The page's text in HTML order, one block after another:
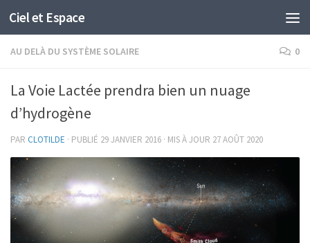
Skip to content
Ciel et Espace
AU DELÀ DU SYSTÈME SOLAIRE 0
La Voie Lactée prendra bien un nuage
d’hydrogène
PAR CLOTILDE · PUBLIÉ 29 JANVIER 2016 · MIS À JOUR 27 AOÛT 2020